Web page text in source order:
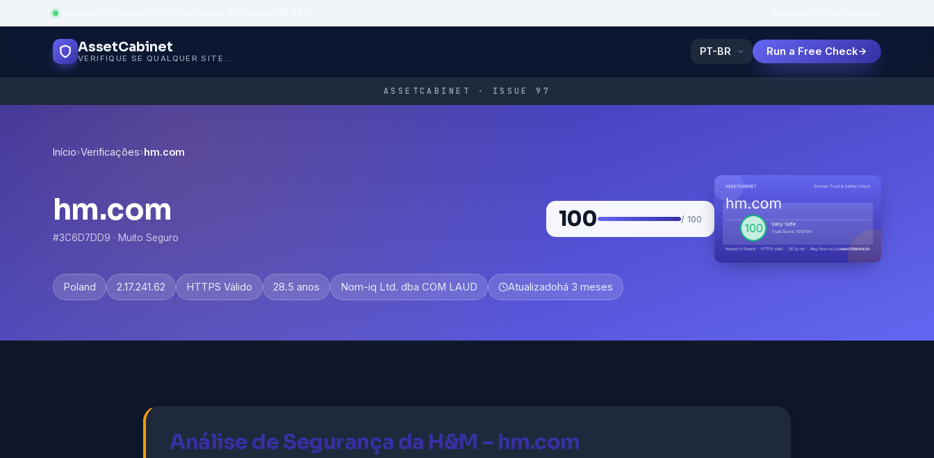
Powered by trustworthy infrastructure
AssetCabinet
VERIFIQUE SE QUALQUER SITE É SEGURO
Run a Free Check
ASSETCABINET · ISSUE 97
Início›Verificações›hm.com
hm.com
#3C6D7DD9 · Muito Seguro
100 / 100
Poland 2.17.241.62 HTTPS Válido 28.5 anos Nom-iq Ltd. dba COM LAUD Atualizadohá 3 meses
Análise de Segurança da H&M – hm.com